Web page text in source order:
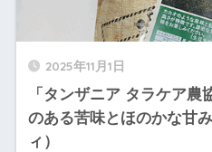
2025年11月1日
「タンザニア タラケア農
のある苦味とほのかな甘
ィ）